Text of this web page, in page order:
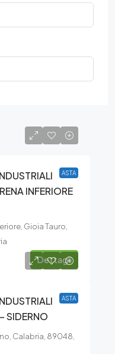
ASTA
INFERIORE
Gioia Tauro,
Dettagli
ASTA
SIDERNO
Calabria, 89048,